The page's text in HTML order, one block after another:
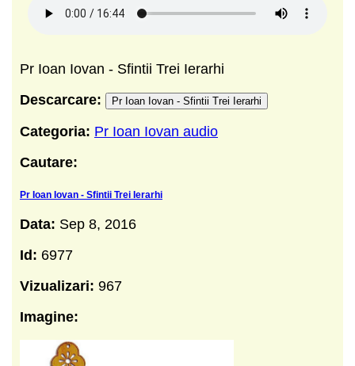
Pr Ioan Iovan - Sfintii Trei Ierarhi
Descarcare:
Pr Ioan Iovan - Sfintii Trei Ierarhi
Categoria: Pr Ioan Iovan audio
Cautare:
Pr Ioan Iovan - Sfintii Trei Ierarhi
Data: Sep 8, 2016
Id: 6977
Vizualizari: 967
Imagine: